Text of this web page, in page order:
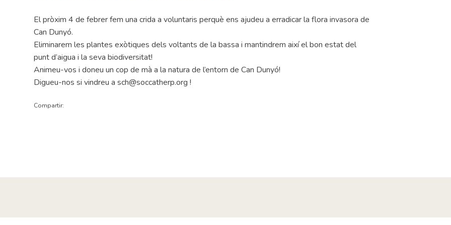
El pròxim 4 de febrer fem una crida a voluntaris perquè ens ajudeu a erradicar la flora invasora de
Can Dunyó.
Eliminarem les plantes exòtiques dels voltants de la bassa i mantindrem així el bon estat del
punt d’aigua i la seva biodiversitat!
Animeu-vos i doneu un cop de mà a la natura de l’entorn de Can Dunyó!
Digueu-nos si vindreu a sch@soccatherp.org !
Compartir: